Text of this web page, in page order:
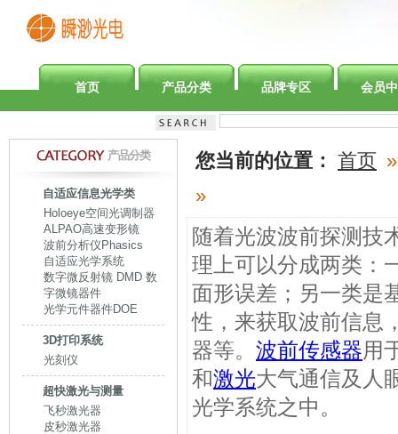
首页 产品分类 品牌专区 会员
产品分类
自适应信息光学类
Holoeye空间光调制器
ALPAO高速变形镜
波前分析仪Phasics
自适应光学系统
数字微反射镜 DMD 数
字微镜器件
光学元件器件DOE
3D打印系统
光刻仪
超快激光与测量
飞秒激光器
皮秒激光器
您当前的位置： 首页 »
»
随着光波波前探测技
理上可以分成两类：
面形误差；另一类是
性，来获取波前信息
器等。 波前传感器用
和激光大气通信及人
光学系统之中。